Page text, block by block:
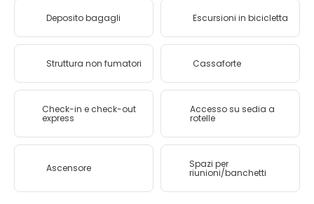
Deposito bagagli Escursioni in bicicletta
Struttura non fumatori Cassaforte
Check-in e check-out
express
Accesso su sedia a
rotelle
Ascensore Spazi per
riunioni/banchetti